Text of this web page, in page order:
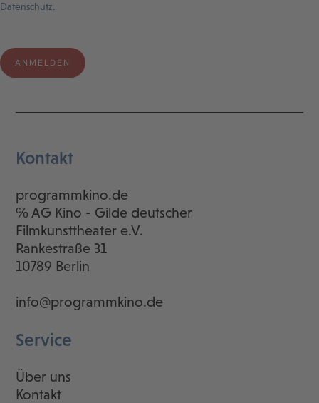
Datenschutz.
Kontakt
programmkino.de
℅ AG Kino - Gilde deutscher
Filmkunsttheater e.V.
Rankestraße 31
10789 Berlin
info@programmkino.de
Service
Über uns
Kontakt